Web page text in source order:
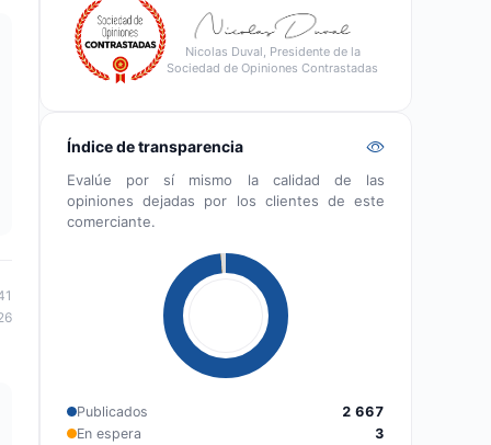
Nicolas Duval, Presidente de la
Sociedad de Opiniones Contrastadas
Índice de transparencia
Evalúe por sí mismo la calidad de las
opiniones dejadas por los clientes de este
comerciante.
Publicados
2 667
En espera
3